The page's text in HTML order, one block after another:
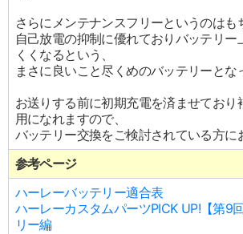
さらにメンテナンスフリーというのはも
自己放電の抑制に優れておりバッテリー
くくなるという、
まさに良いこと尽くめのバッテリーとな
お送りする前に初期充電を済ませており
用になれますので、
バッテリー交換をご検討されている方に
参考ページ
ハーレーバッテリー適合表
ハーレーカスタムパーツPICK UP!【第9
リー編